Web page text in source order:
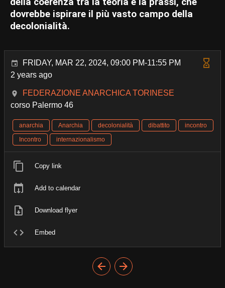
dovrebbe ispirare il più vasto campo della
decolonialità.
FRIDAY, MAR 22, 2024, 09:00 PM-11:55 PM
2 years ago
FEDERAZIONE ANARCHICA TORINESE
corso Palermo 46
anarchia Anarchia decolonialità dibattito
incontro
Incontro
internazionalismo
Copy link
Add to calendar
Download flyer
Embed